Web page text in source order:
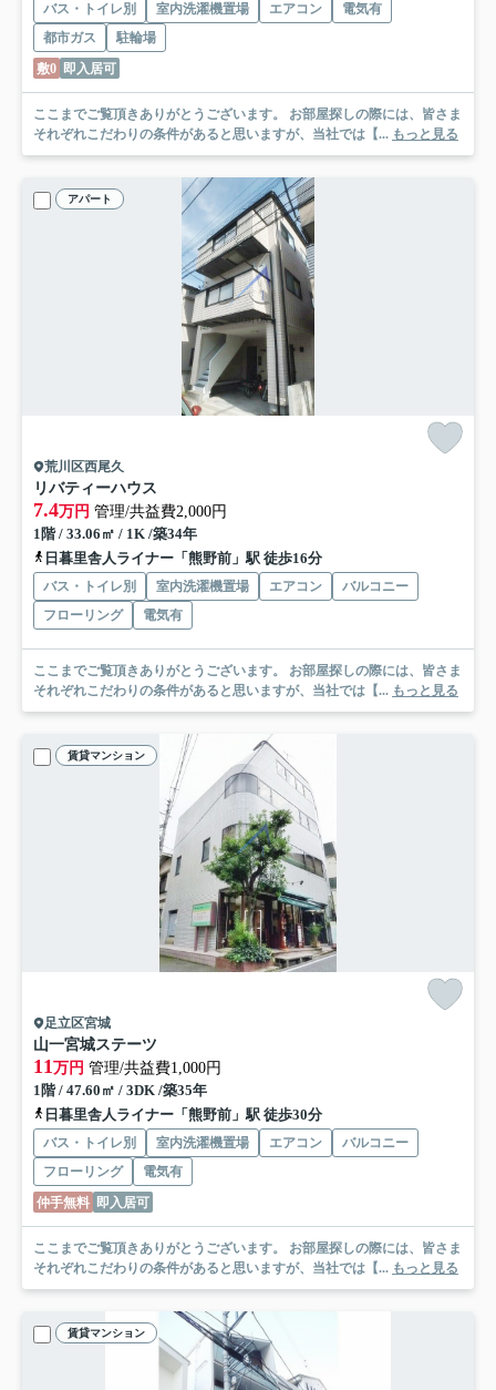
バス・トイレ別 室内洗濯機置場 エアコン
電気有
都市ガス
駐輪場
敷0 即入居可
ここまでご覧頂きありがとうございます。 お部屋探しの際には、皆さま
それぞれこだわりの条件があると思いますが、当社では【... もっと見る
アパート
荒川区西尾久
リバティーハウス
7.4万円 管理/共益費2,000円
1階 / 33.06㎡ / 1K /築34年
日暮里舎人ライナー「熊野前」駅 徒歩16分
バス・トイレ別 室内洗濯機置場 エアコン
バルコニー
フローリング
電気有
ここまでご覧頂きありがとうございます。 お部屋探しの際には、皆さま
それぞれこだわりの条件があると思いますが、当社では【... もっと見る
賃貸マンション
足立区宮城
山一宮城ステーツ
11万円 管理/共益費1,000円
1階 / 47.60㎡ / 3DK /築35年
日暮里舎人ライナー「熊野前」駅 徒歩30分
バス・トイレ別 室内洗濯機置場 エアコン
バルコニー
フローリング
電気有
仲手無料 即入居可
ここまでご覧頂きありがとうございます。 お部屋探しの際には、皆さま
それぞれこだわりの条件があると思いますが、当社では【... もっと見る
賃貸マンション